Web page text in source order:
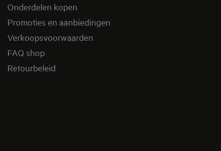
Onderdelen kopen
Promoties en aanbiedingen
Verkoopsvoorwaarden
FAQ shop
Retourbeleid​